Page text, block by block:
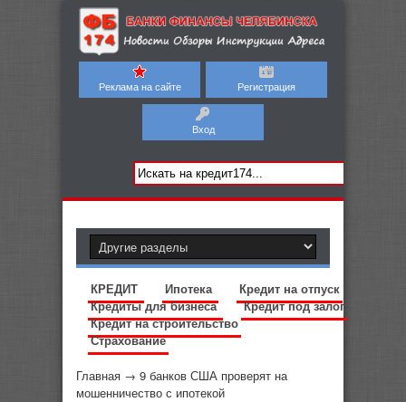
Реклама на сайте Регистрация
Вход
КРЕДИТ Ипотека
Кредит на отпуск
Кредиты для бизнеса
Кредит под залог
Кредит на строительство
Страхование
Главная → 9 банков США проверят на
мошенничество с ипотекой